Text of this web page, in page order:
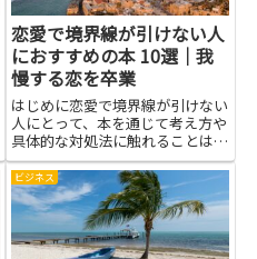
恋愛で境界線が引けない人
におすすめの本 10選｜我
慢する恋を卒業
はじめに恋愛で境界線が引けない
人にとって、本を通じて考え方や
具体的な対処法に触れることは大
きな助けになります。境界線とい
う言葉が示すように、自分の感情
や時間、価値観を守る方法を学べ
ば、我慢する恋を卒業するための
第一歩になります。読書は他人
の...
ビジネス